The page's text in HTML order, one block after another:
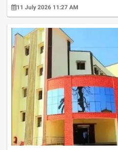
11 July 2026 11:27 AM